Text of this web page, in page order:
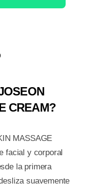
CREAM?
MASSAGE
facial y corporal
la primera
suavemente